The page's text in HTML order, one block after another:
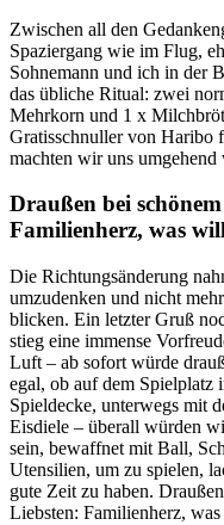
Zwischen all den
Spaziergang wie im Flug,
Sohnemann und ich in der
das übliche Ritual: zwei
Mehrkorn und 1 x
Gratisschnuller von Haribo
machten wir uns
Draußen bei
Familienherz, was
Die Richtungsänderung
umzudenken und nicht
blicken. Ein letzter Gruß
stieg eine immense
Luft – ab sofort würde
egal, ob auf dem Spielplatz
Spieldecke, unterwegs mit
Eisdiele – überall würden
sein, bewaffnet mit Ball,
Utensilien, um zu spielen,
gute Zeit zu haben.
Liebsten: Familienherz,